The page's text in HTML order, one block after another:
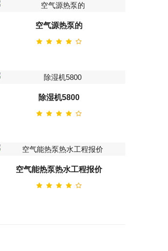
空气源热泵的
除湿机5800
空气能热泵热水工程报价